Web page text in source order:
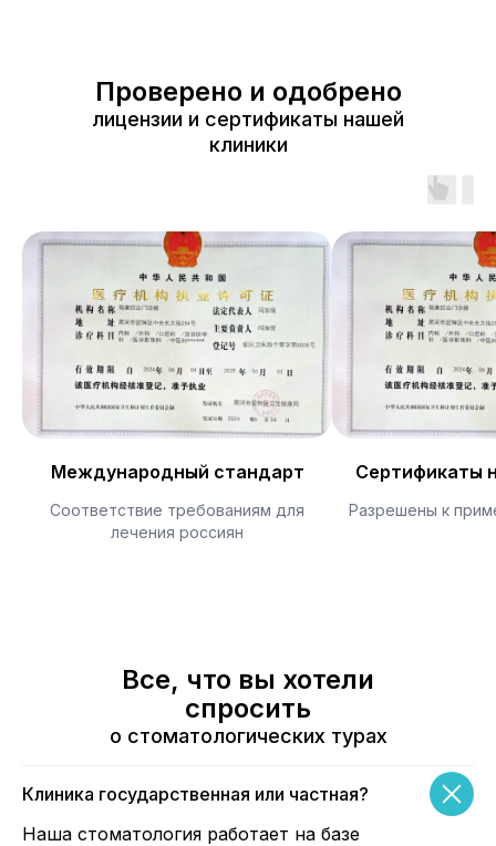
Проверено и одобрено
лицензии и сертификаты нашей
клиники
Международный стандарт
Соответствие требованиям для
лечения россиян
Сертификаты
Разрешены к
Все, что вы хотели
спросить
о стоматологических турах
Клиника государственная или частная?
Наша стоматология работает на базе